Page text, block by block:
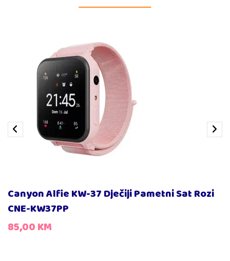
Canyon Alfie KW-37 Dječiji Pametni Sat Rozi
CNE-KW37PP
85,00KM